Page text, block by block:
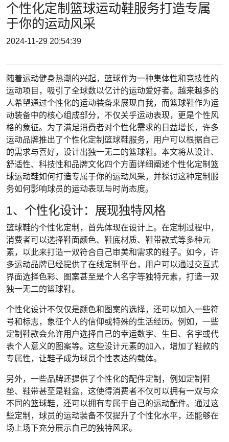
个性化定制篮球运动鞋服务打造专属
于你的运动风采
2024-11-29 20:54:39
随着运动健身热潮的兴起，篮球作为一种集体性和竞技性的
运动项目，吸引了全球数以亿计的运动爱好者。越来越多的
人希望通过个性化的运动装备来展现自我，而篮球鞋作为运
动装备中的核心组成部分，不仅关乎运动表现，更是个性风
格的象征。为了满足消费者对个性化需求的日益增长，许多
运动品牌推出了个性化定制篮球鞋服务，用户可以根据自己
的需求与喜好，设计出独一无二的篮球鞋。本文将从设计、
舒适性、科技性和品牌文化四个方面详细阐述个性化定制篮
球运动鞋如何打造专属于你的运动风采，并探讨这种定制服
务如何影响球员的运动表现与时尚态度。
1、个性化设计：展现独特风格
篮球鞋的个性化定制，首先体现在设计上。在定制过程中，
消费者可以选择鞋面颜色、鞋底材质、鞋带款式等多种元
素，以此来打造一双符合自己审美和需求的鞋子。如今，许
多运动品牌已经提供了在线定制平台，用户可以通过交互式
界面选择色彩、图案甚至是个人名字等独特元素，打造一双
独一无二的篮球鞋。
个性化设计不仅仅是颜色和图案的选择，还可以加入一些符
号和标志，象征个人的信仰或特殊的生活经历。例如，一些
定制鞋款会允许用户选择自己的幸运数字、生日、名字或代
表个人意义的图案等。这些设计元素的加入，增加了鞋款的
专属性，让鞋子成为球员个性表达的载体。
另外，一些品牌还提供了个性化的配件定制，例如定制鞋
垫、鞋带甚至是鞋盒，这使得消费者不仅可以拥有一双与众
不同的篮球鞋，还可以拥有专属于自己的运动配件。通过这
些定制，球员的运动装备不仅提升了个性化水平，还能够在
场上场下充分展示自己的独特风采。